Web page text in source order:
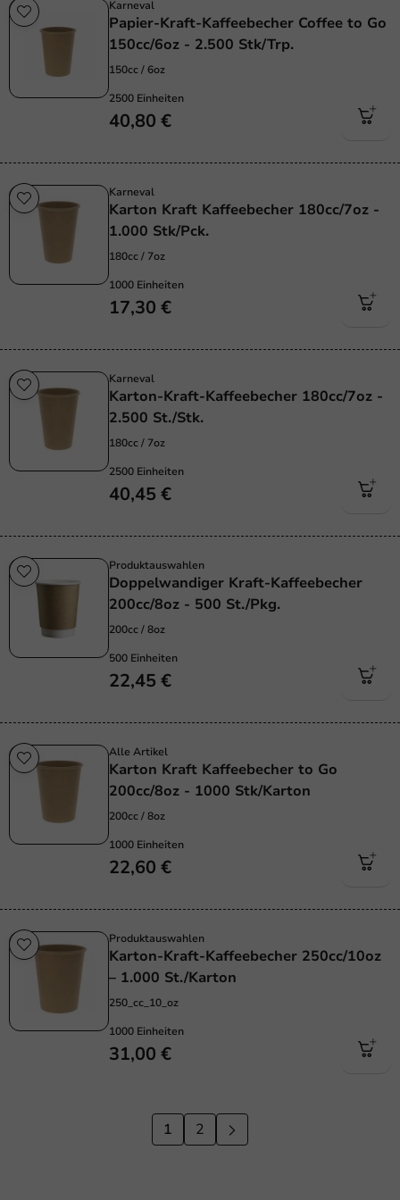
Karneval
Papier-Kraft-Kaffeebecher Coffee to Go
150cc/6oz - 2.500 Stk/Trp.
150cc / 6oz
2500 Einheiten
40,80 €
Karneval
Karton Kraft Kaffeebecher 180cc/7oz -
1.000 Stk/Pck.
180cc / 7oz
1000 Einheiten
17,30 €
Karneval
Karton-Kraft-Kaffeebecher 180cc/7oz -
2.500 St./Stk.
180cc / 7oz
2500 Einheiten
40,45 €
Produktauswahlen
Doppelwandiger Kraft-Kaffeebecher
200cc/8oz - 500 St./Pkg.
200cc / 8oz
500 Einheiten
22,45 €
Alle Artikel
Karton Kraft Kaffeebecher to Go
200cc/8oz - 1000 Stk/Karton
200cc / 8oz
1000 Einheiten
22,60 €
Produktauswahlen
Karton-Kraft-Kaffeebecher 250cc/10oz
– 1.000 St./Karton
250_cc_10_oz
1000 Einheiten
31,00 €
1 2